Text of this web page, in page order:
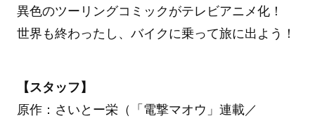
異色のツーリングコミックがテレビアニメ化！
世界も終わったし、バイクに乗って旅に出よう！
【スタッフ】
原作：さいとー栄（「電撃マオウ」連載／